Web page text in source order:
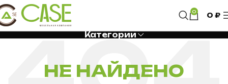
0 0 ₽
Категории
НЕ НАЙДЕНО